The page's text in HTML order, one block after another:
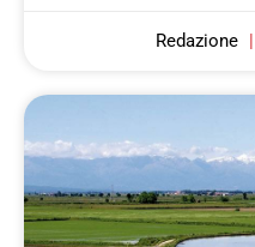
Redazione